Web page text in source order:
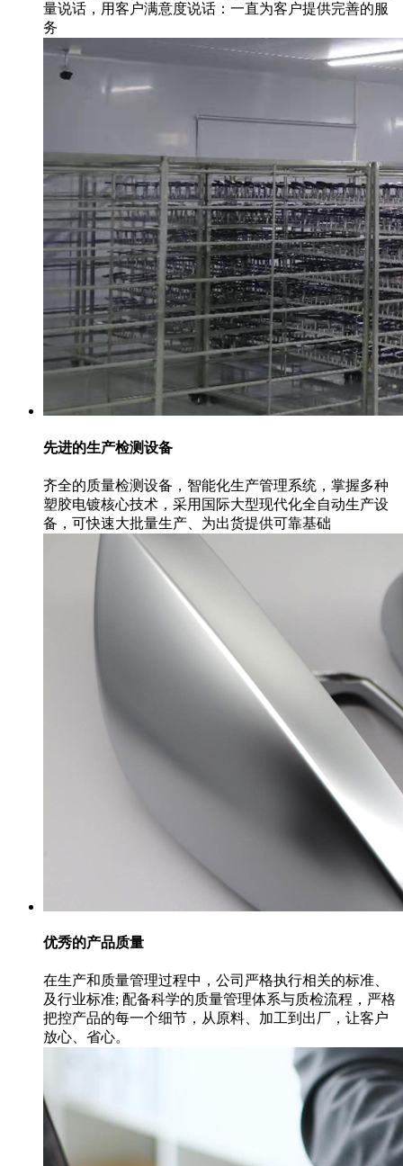
量说话，用客户满意度说话：一直为客户提供完善的服
务
先进的生产检测设备
齐全的质量检测设备，智能化生产管理系统，掌握多种
塑胶电镀核心技术，采用国际大型现代化全自动生产设
备，可快速大批量生产、为出货提供可靠基础
优秀的产品质量
在生产和质量管理过程中，公司严格执行相关的标准、
及行业标准; 配备科学的质量管理体系与质检流程，严格
把控产品的每一个细节，从原料、加工到出厂，让客户
放心、省心。